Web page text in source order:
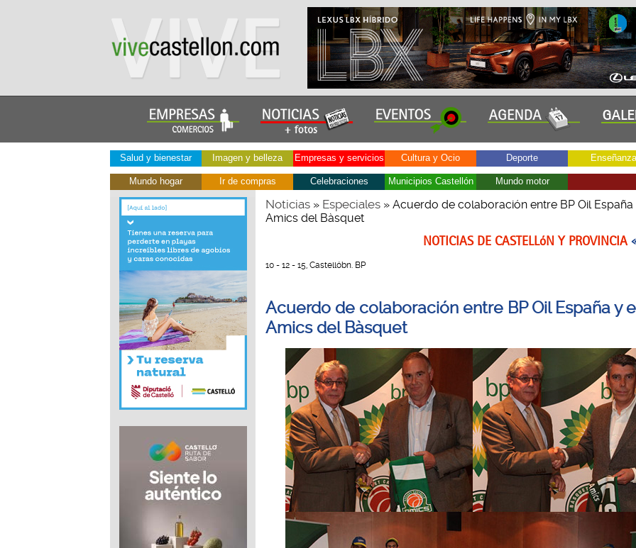
Salud y bienestar Imagen y belleza Empresas y servicios Cultura y Ocio Deporte Enseñanza
Mundo hogar Ir de compras Celebraciones Municipios Castellón Mundo motor
Noticias» Especiales» Acuerdo de colaboración entre BP Oil España
Amics del Bàsquet
NOTICIAS DE CASTELLóN Y PROVINCIA
10 - 12 - 15, Castellóbn. BP
Acuerdo de colaboración entre BP Oil España y
Amics del Bàsquet